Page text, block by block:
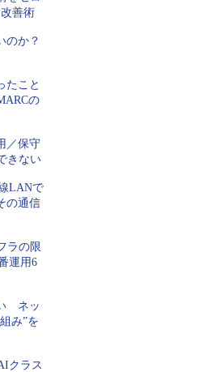
善術
のか？
たこと
の
／保守
きない
LANで
の通信
ラの限
運用6
ネッ
み”を
クラス